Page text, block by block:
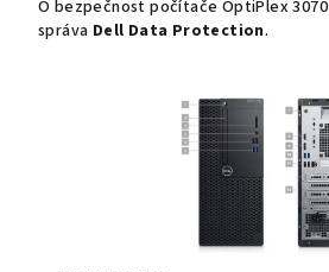
O bezpečnost počítače OptiPlex 3070
správa Dell Data Protection.